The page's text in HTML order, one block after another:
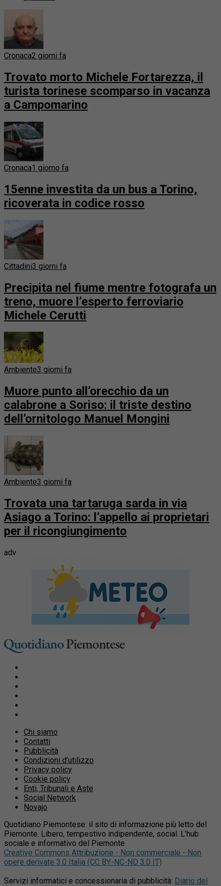
Cronaca2 giorni fa
Trovato morto Michele Fortarezza, il
turista torinese scomparso in vacanza
a Campomarino
Cronaca1 giorno fa
15enne investita da un bus a Torino,
ricoverata in codice rosso
Cittadini3 giorni fa
Precipita nel fiume mentre fotografa un
treno, muore l’esperto ferroviario
Michele Cerutti
Ambiente3 giorni fa
Muore punto all’orecchio da un
calabrone a Soriso: il triste destino
dell’ornitologo Manuel Mongini
Ambiente3 giorni fa
Trovata una tartaruga sarda in via
Asiago a Torino: l’appello ai proprietari
per il ricongiungimento
adv
Chi siamo
Contatti
Pubblicità
Condizioni d’utilizzo
Privacy policy
Cookie policy
Enti, Tribunali e Aste
Social Network
Novajo
Quotidiano Piemontese: il sito di informazione più letto del
Piemonte. Libero, tempestivo indipendente, social. L'hub
sociale e informativo del Piemonte
Creative Commons Attribuzione - Non commerciale - Non
opere derivate 3.0 Italia (CC BY-NC-ND 3.0 IT)
Servizi informatici e concessionaria di pubblicità: Diario del